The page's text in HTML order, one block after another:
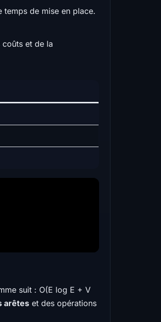
temps de mise en place.
et de la
suit : O(E log E + V
arêtes et des opérations